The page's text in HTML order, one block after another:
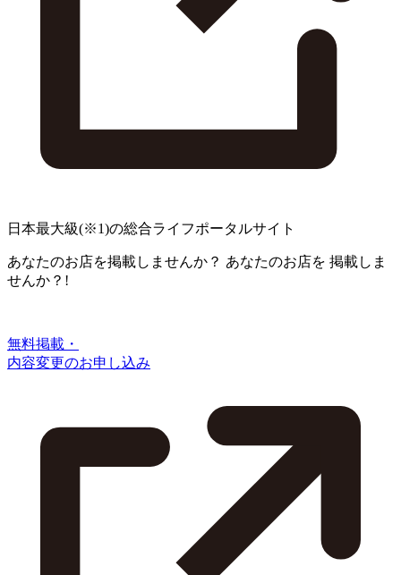
日本最大級(※1)の総合ライフポータルサイト
あなたのお店を掲載しませんか？ あなたのお店を 掲載しま
せんか？!
無料掲載・
内容変更のお申し込み